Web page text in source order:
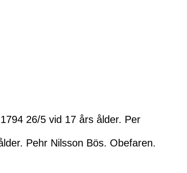
26/5 vid 17 års ålder. Per
Pehr Nilsson Bös. Obefaren.